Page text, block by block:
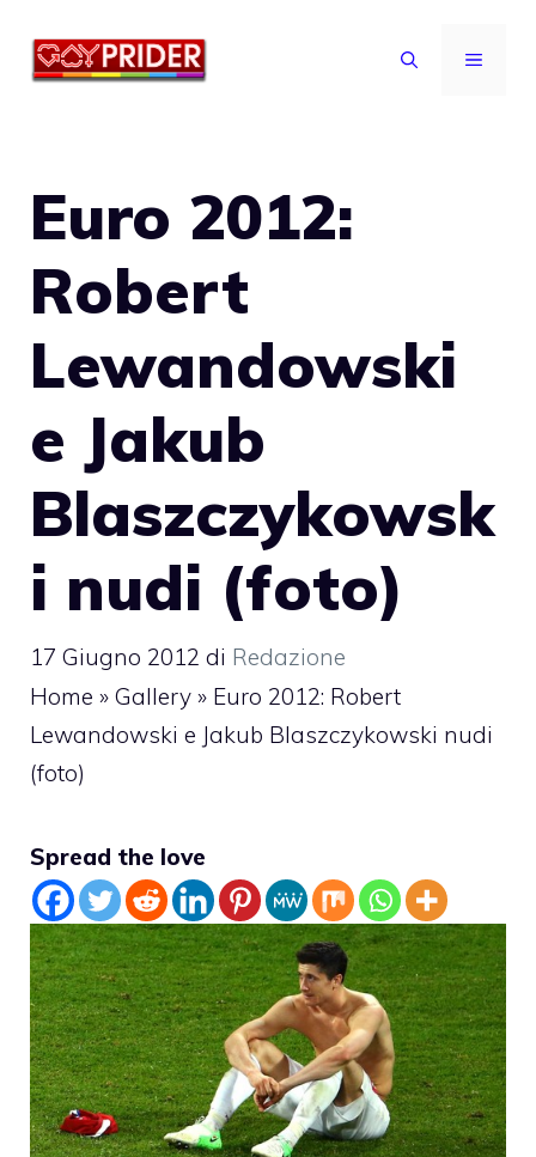
MENU
Euro 2012:
Robert
Lewandowski
e Jakub
Blaszczykowsk
i nudi (foto)
17 Giugno 2012 di Redazione
Home » Gallery » Euro 2012: Robert
Lewandowski e Jakub Blaszczykowski nudi
(foto)
Spread the love